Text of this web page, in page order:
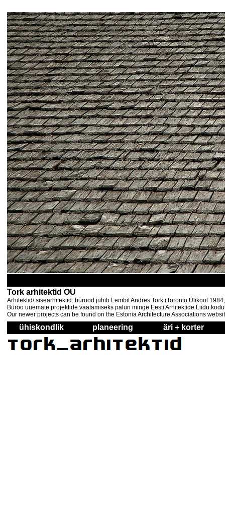
Tork arhitektid OÜ
Arhitektid/ sisearhitektid: bürood juhib Lembit Andres Tork (Toronto Ülikool
Büroo uuemate projektide vaatamiseks palun minge Eesti Arhitektide Liidu
Our newer projects can be found on the Estonia Architecture Associations
ühiskondlik planeering äri + korter